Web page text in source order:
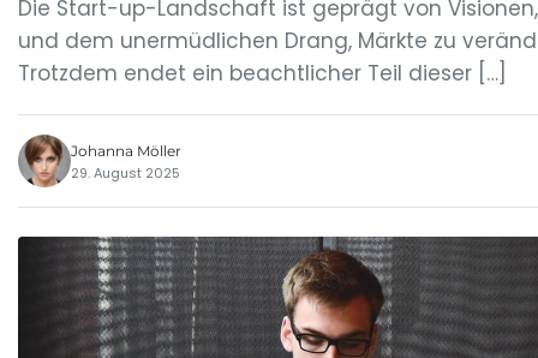
Die Start-up-Landschaft ist geprägt von
und dem unermüdlichen Drang, Märkte zu
Trotzdem endet ein beachtlicher Teil dieser […]
Johanna Möller
29. August 2025